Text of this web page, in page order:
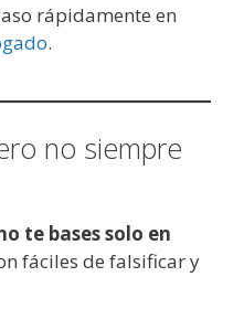
rápidamente en
.
no siempre
te bases solo en
fáciles de falsificar y